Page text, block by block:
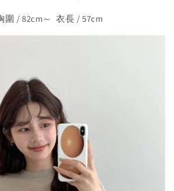
圍 / 82cm～ 衣長 / 57cm